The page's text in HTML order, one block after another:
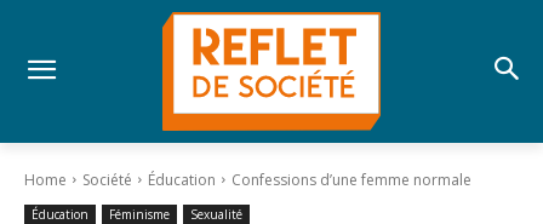
Home Société Éducation Confessions d’une femme normale
Éducation Féminisme Sexualité